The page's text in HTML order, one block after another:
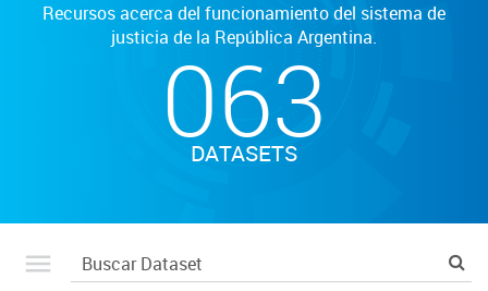
Recursos acerca del funcionamiento del sistema de
justicia de la República Argentina.
063
DATASETS